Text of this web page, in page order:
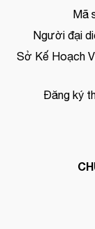
Mã
Người đại
Sở Kế Hoạch
Đăng ký